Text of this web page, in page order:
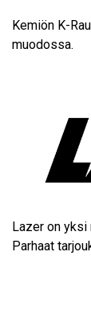
Kemiön K-
muodossa.
Lazer on yksi
Parhaat